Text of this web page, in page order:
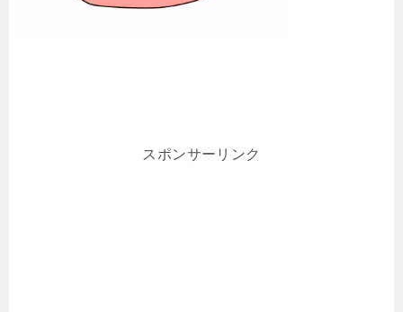
スポンサーリンク